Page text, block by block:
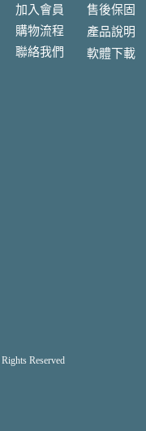
加入會員
購物流程
聯絡我們
售後保固
產品說明
軟體下載
Reserved